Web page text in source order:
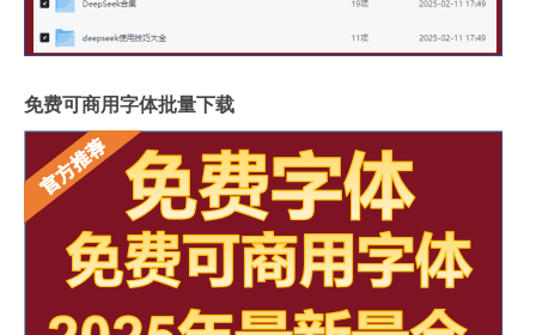
免费可商用字体批量下载